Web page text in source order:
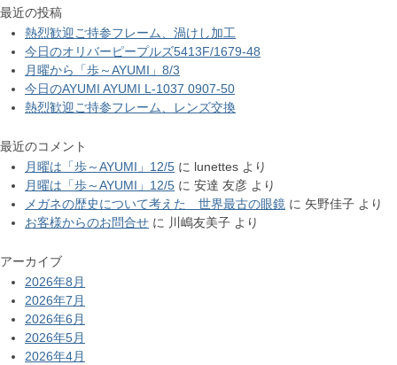
最近の投稿
熱烈歓迎ご持参フレーム、渦けし加工
今日のオリバーピープルズ5413F/1679-48
月曜から「歩～AYUMI」8/3
今日のAYUMI AYUMI L-1037 0907-50
熱烈歓迎ご持参フレーム、レンズ交換
最近のコメント
月曜は「歩～AYUMI」12/5 に lunettes より
月曜は「歩～AYUMI」12/5 に 安達 友彦 より
メガネの歴史について考えた 世界最古の眼鏡 に 矢野佳子 より
お客様からのお問合せ に 川嶋友美子 より
アーカイブ
2026年8月
2026年7月
2026年6月
2026年5月
2026年4月